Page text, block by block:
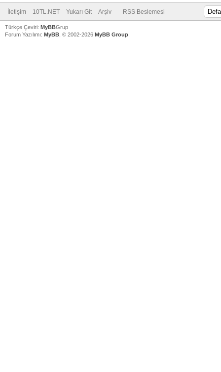
İletişim 10TL.NET Yukarı Git Arşiv RSS Beslemesi
Türkçe Çeviri: MyBBGrup
Forum Yazılımı: MyBB , © 2002-2026 MyBB Group